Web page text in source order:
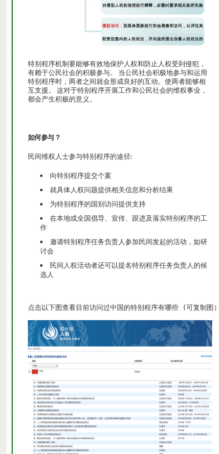
特别程序机制要能够有效地保护人权和防止人权受到侵犯，
有赖于公民社会的积极参与。 当公民社会积极地参与和运用
特别程序时，两者之间就会形成良好的互动。使两者能够相
互支援。 这对于特别程序开展工作和公民社会的维权事业，
都会产生积极的意义。
如何参与？
民间维权人士参与特别程序的途径:
向特别程序提交个案
就具体人权问题提供相关信息和分析结果
为特别程序的国别访问提供支持
在本地或全国倡导、宣传、跟进及落实特别程序的工
作
邀请特别程序任务负责人参加民间发起的活动，如研
讨会
民间人权活动者还可以提名特别程序任务负责人的候
选人
点击以下图查看目前访问过中国的特别程序有哪些 (可复制图